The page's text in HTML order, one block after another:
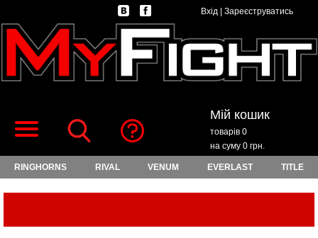
Вхід Зареєструватись
Мій кошик
товарів 0
на суму 0 грн.
RINGHORNS RIVAL VENUM EVERLAST TITLE